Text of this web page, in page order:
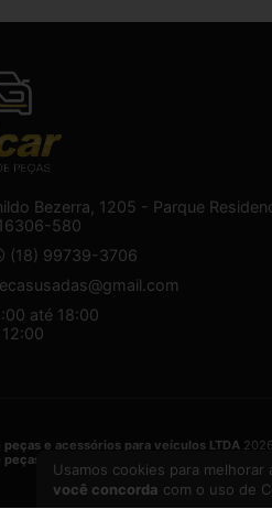
Bezerra, 1205 - Parque
580
(18) 99739-3706
até 18:00
e acessórios para veículos LTDA
e acessórios para veículos LTDA
Usamos cookies para
você concorda com o uso de